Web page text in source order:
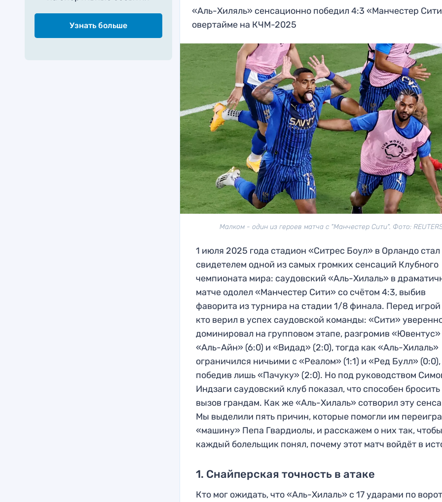
Узнать больше
«Аль-Хиляль» сенсационно победил 4:3 «Манчестер
овертайме на КЧМ-2025
Малком - один из героев матча с "Манчестер Сити". Фото:
1 июля 2025 года стадион «Ситрес Боул» в Орландо стал
свидетелем одной из самых громких сенсаций Клубного
чемпионата мира: саудовский «Аль-Хилаль» в
матче одолел «Манчестер Сити» со счётом 4:3, выбив
фаворита из турнира на стадии 1/8 финала. Перед
кто верил в успех саудовской команды: «Сити»
доминировал на групповом этапе, разгромив
«Аль-Айн» (6:0) и «Видад» (2:0), тогда как «Аль-Хилаль»
ограничился ничьими с «Реалом» (1:1) и «Ред Булл» (0:0),
победив лишь «Пачуку» (2:0). Но под руководством
Индзаги саудовский клуб показал, что способен бросить
вызов грандам. Как же «Аль-Хилаль» сотворил эту
Мы выделили пять причин, которые помогли им
«машину» Пепа Гвардиолы, и расскажем о них так,
каждый болельщик понял, почему этот матч войдёт в
1. Снайперская точность в атаке
Кто мог ожидать, что «Аль-Хилаль» с 17 ударами по